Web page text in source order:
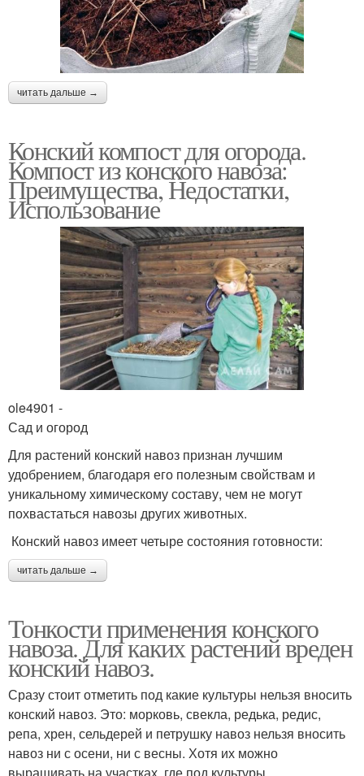
читать дальше →
Конский компост для огорода.
Компост из конского навоза:
Преимущества, Недостатки,
Использование
ole4901 -
Сад и огород
Для растений конский навоз признан лучшим
удобрением, благодаря его полезным свойствам и
уникальному химическому составу, чем не могут
похвастаться навозы других животных.
Конский навоз имеет четыре состояния готовности:
читать дальше →
Тонкости применения конского
навоза. Для каких растений вреден
конский навоз.
Сразу стоит отметить под какие культуры нельзя вносить
конский навоз. Это: морковь, свекла, редька, редис,
репа, хрен, сельдерей и петрушку навоз нельзя вносить
навоз ни с осени, ни с весны. Хотя их можно
выращивать на участках, где под культуры